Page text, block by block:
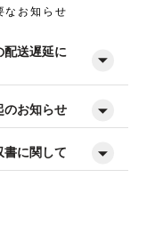
なお知らせ
配送遅延に
のお知らせ
書に関して